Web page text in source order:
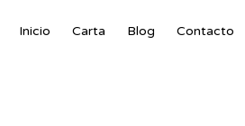
Inicio Carta Blog Contacto